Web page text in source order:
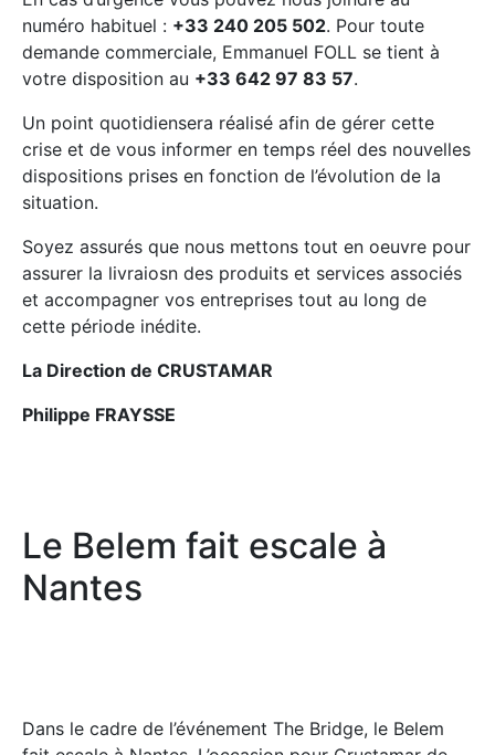
numéro habituel : +33 240 205 502. Pour toute
demande commerciale, Emmanuel FOLL se tient à
votre disposition au +33 642 97 83 57.
Un point quotidiensera réalisé afin de gérer cette
crise et de vous informer en temps réel des nouvelles
dispositions prises en fonction de l’évolution de la
situation.
Soyez assurés que nous mettons tout en oeuvre pour
assurer la livraiosn des produits et services associés
et accompagner vos entreprises tout au long de
cette période inédite.
La Direction de CRUSTAMAR
Philippe FRAYSSE
Le Belem fait escale à
Nantes
Dans le cadre de l’événement The Bridge, le Belem